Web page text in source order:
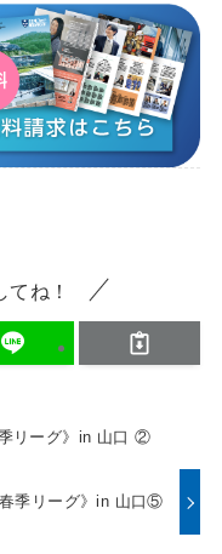
ね！
リーグ》in 山口 ②
季リーグ》in 山口⑤